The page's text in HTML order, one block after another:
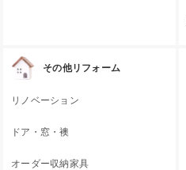
その他リフォーム
リノベーション
ドア・窓・襖
オーダー収納家具